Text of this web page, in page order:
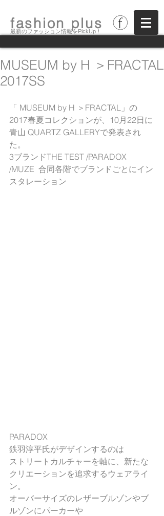
最新のファッション情報をPickUp！
fashion plus
MUSEUM by H ＞FRACTAL
2017SS
「 MUSEUM by H ＞FRACTAL」の
2017春夏コレクションが、10月22日に
青山 QUARTZ GALLERYで発表され
た。
3ブランドTHE TEST /PARADOX
/MUZE  合同各階でブランドごとにイン
スタレーション
PARADOX
鉄羽淳平氏がデザインするのは
ストリートカルチャーを軸に、新たな
クリエーションを追求するウェアライ
ン。
オーバーサイズのレザーブルゾンやブ
ルゾンにパーカーや